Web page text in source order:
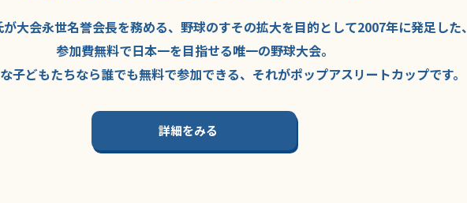
が大会永世名誉会長を務める、野球のすその拡大を目的として2007年に発足した、
参加費無料で日本一を目指せる唯一の野球大会。
子どもたちなら誰でも無料で参加できる、 それがポップアスリートカップです。
詳細をみる